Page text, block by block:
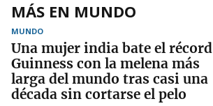
MÁS EN MUNDO
MUNDO
Una mujer india bate el récord
Guinness con la melena más
larga del mundo tras casi una
década sin cortarse el pelo